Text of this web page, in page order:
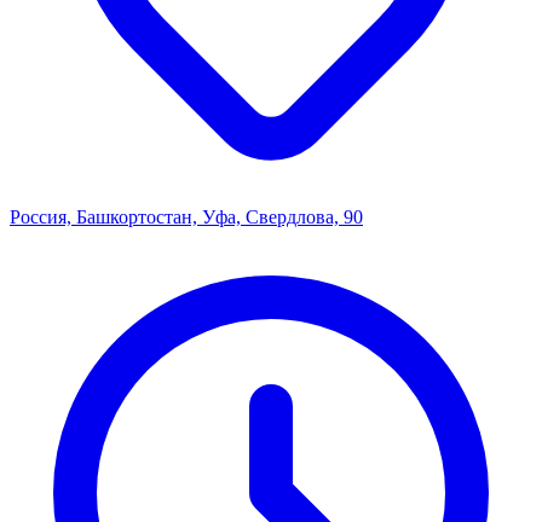
Россия, Башкортостан, Уфа, Свердлова, 90